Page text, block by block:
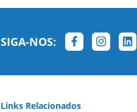
SIGA-NOS:
Links Relacionados